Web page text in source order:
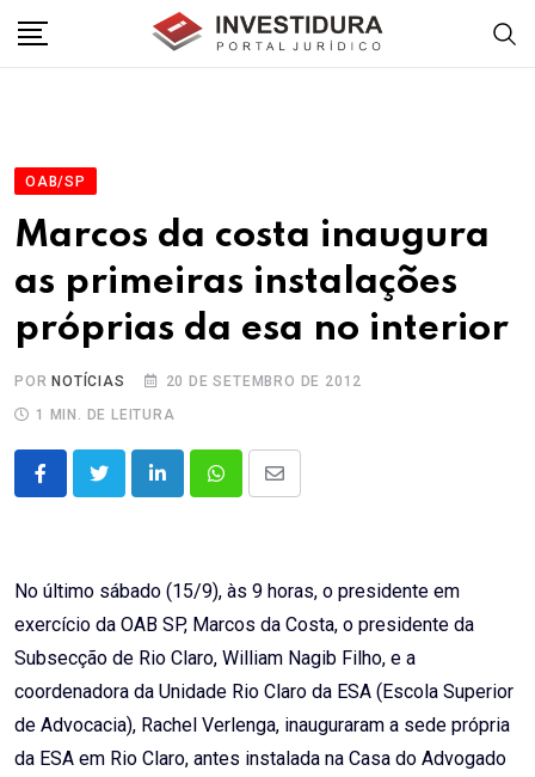
OAB/SP
Marcos da costa inaugura
as primeiras instalações
próprias da esa no interior
POR NOTÍCIAS
20 DE SETEMBRO DE 2012
1 MIN. DE LEITURA
LinkedInWhatsappShare
No último sábado (15/9), às 9 horas, o presidente em
exercício da OAB SP, Marcos da Costa, o presidente da
Subsecção de Rio Claro, William Nagib Filho, e a
coordenadora da Unidade Rio Claro da ESA (Escola Superior
de Advocacia), Rachel Verlenga, inauguraram a sede própria
da ESA em Rio Claro, antes instalada na Casa do Advogado